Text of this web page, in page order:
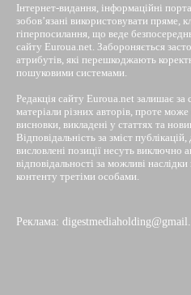
Інтернет-видання, інформаційні
зобов’язані використовувати пряме,
гіперпосилання, що веде
сайту Euroua.net. Забороняється
атрибутів, які перешкоджають
пошуковими системами.
Редакція сайту Euroua.net залишає
матеріали різних авторів, проте
висновки, викладені у статтях та
Відповідальність за зміст
висловлені позиції несуть виключно
відповідальності за можливі
контенту третіми особами.
Реклама: